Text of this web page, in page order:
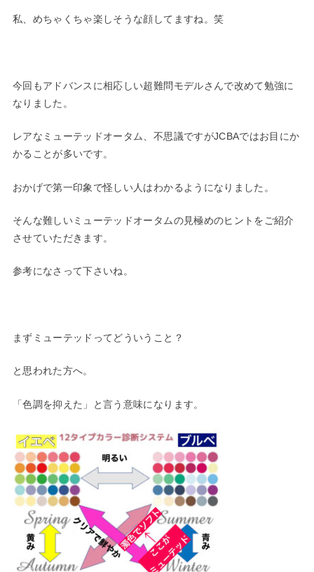
私、めちゃくちゃ楽しそうな顔してますね。笑
今回もアドバンスに相応しい超難問モデルさんで改めて勉強に
なりました。
レアなミューテッドオータム、不思議ですがJCBAではお目にか
かることが多いです。
おかげで第一印象で怪しい人はわかるようになりました。
そんな難しいミューテッドオータムの見極めのヒントをご紹介
させていただきます。
参考になさって下さいね。
まずミューテッドってどういうこと？
と思われた方へ。
「色調を抑えた」と言う意味になります。